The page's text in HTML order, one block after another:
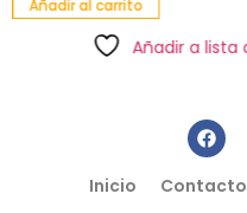
Añadir al carrito
Añadir a lista
Inicio Contacto